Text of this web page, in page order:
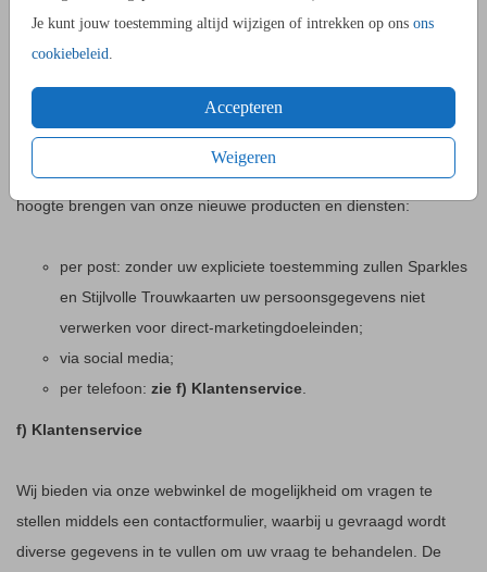
Je kunt jouw toestemming altijd wijzigen of intrekken op ons ons
cookiebeleid
Accepteren
Weigeren
cookie. Lees meer en beheer zelf de cookie-instellingen op de
cookies pagina
Wij kunnen u, naast de informatie op onze website, ook op de
hoogte brengen van onze nieuwe producten en diensten:
per post: zonder uw expliciete toestemming zullen Sparkles
en Stijlvolle Trouwkaarten uw persoonsgegevens niet
verwerken voor direct-marketingdoeleinden;
via social media;
per telefoon: zie f) Klantenservice
f) Klantenservice
Wij bieden via onze webwinkel de mogelijkheid om vragen te
stellen middels een contactformulier, waarbij u gevraagd wordt
diverse gegevens in te vullen om uw vraag te behandelen. De